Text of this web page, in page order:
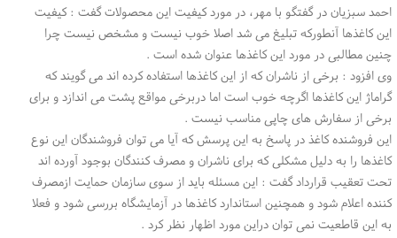
احمد سبزیان در گفتگو با مهر، در مورد كیفیت این محصولات گفت : كیفیت
این كاغذها آنطوركه تبلیغ می شد اصلا خوب نیست و مشخص نیست چرا
چنین مطالبی در مورد این كاغذها عنوان شده است .
وی افزود : برخی از ناشران كه از این كاغذها استفاده كرده اند می گویند كه
گراماژ این كاغذها اگرچه خوب است اما دربرخی مواقع پشت می اندازد و برای
برخی از سفارش های چاپی مناسب نیست .
این فروشنده كاغذ در پاسخ به این پرسش كه آیا می توان فروشندگان این نوع
كاغذها را به دلیل مشكلی كه برای ناشران و مصرف كنندگان بوجود آورده اند
تحت تعقیب قرارداد گفت : این مسئله باید از سوی سازمان حمایت ازمصرف
كننده اعلام شود و همچنین استاندارد كاغذها در آزمایشگاه بررسی شود و فعلا
به این قاطعیت نمی توان دراین مورد اظهار نظر كرد .